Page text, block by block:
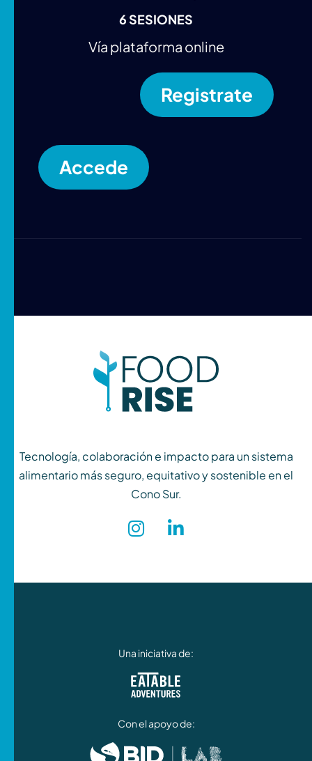
6 SESIONES
Vía plataforma online
Registrate
Accede
Tecnología, colaboración e impacto para un sistema
alimentario más seguro, equitativo y sostenible en el
Cono Sur.
Una iniciativa de:
Con el apoyo de: